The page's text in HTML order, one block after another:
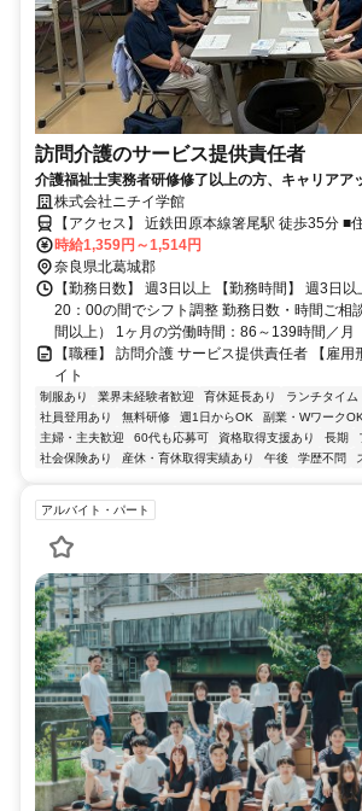
訪問介護のサービス提供責任者
介護福祉士実務者研修修了以上の方、キャリアア
迎！株式会社ニチイ学館
【アクセス】 近鉄田原本線箸尾駅 徒歩35分 ■住 所 奈良県 北葛城郡
広陵町 大字笠343-1 ■アクセス 近鉄田原
時給1,359円～1,514円
奈良県北葛城郡
【勤務日数】 週3日以上 【勤務時間】 週3日
20：00の間でシフト調整 勤務日数・時間ご相
間以上） 1ヶ月の労働時間：86～139時間／月
【職種】 訪問介護 サービス提供責任者 【雇
イト
制服あり 業界未経験者歓迎 育休延長あり ランチタイム
社員登用あり
無料研修 週1日からOK 副業・WワークOK
主婦・主夫歓迎
60代も応募可 資格取得支援あり 長期
社会保険あり
産休・育休取得実績あり 午後 学歴不問
アルバイト・パート